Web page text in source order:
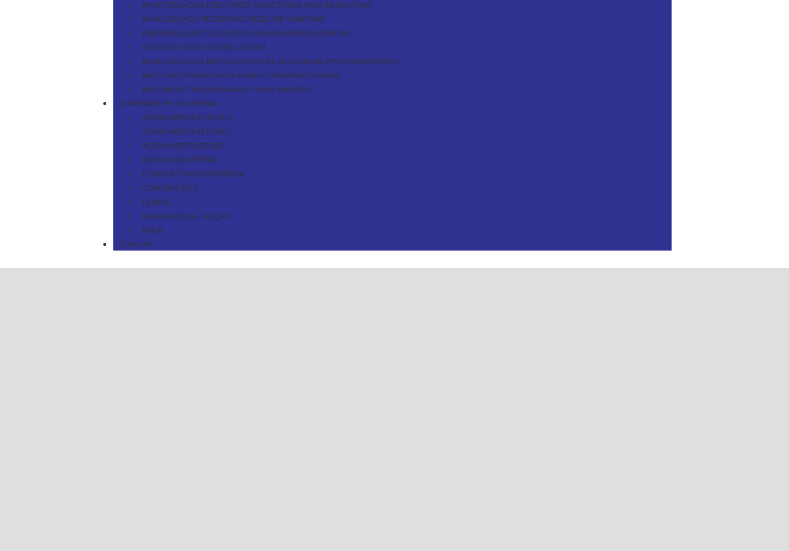
MANUTENÇÃO DE REDUTORES PLANETÁRIOS PARA SIDERURGIAS
MANUTENÇÃO E REFORMA DE REDUTOR SUMITOMO
REFORMA DE MOTO REDUTOR PARA INDÚSTRIAS QUÍMICAS
VENDA DE REDUTOR WEG CESTARI
MANUTENÇÃO DE MOTO REDUTOR DE VELOCIDADE PARA MINERADORAS
MOTO REDUTORES PARA ESTEIRAS TRANSPORTADORAS
MOTOREDUTORES PARA INDUSTRIA ALIMENTÍCIA
COMPONENTES INDUSTRIAIS
ACOPLAMENTO ELÁSTICO
ACOPLAMENTO FLEXÍVEL
ACOPLAMENTO GRADE
BUCHAS INDUSTRIAIS
CORREIA TRANSPORTADORA
CORREIAS EM V
FLANGE
PARAFUSOS DE FIXAÇÃO
POLIA
CONTATO